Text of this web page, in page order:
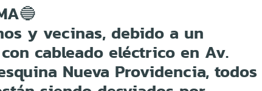
y vecinas, debido a un
cableado eléctrico en Av.
Nueva Providencia, todos